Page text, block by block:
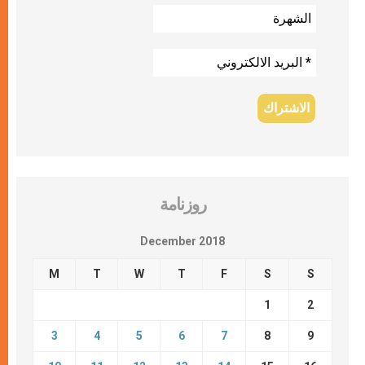
روزنامة
December 2018
M T W T F S S
1 2
3 4 5 6 7 8 9